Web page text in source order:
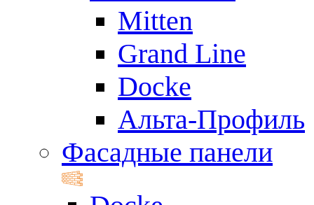
Mitten
Grand Line
Docke
Альта-Профиль
Фасадные панели